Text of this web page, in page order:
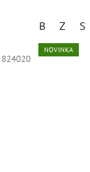
B Z S
824020
NOVINKA